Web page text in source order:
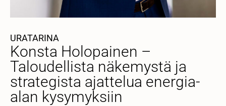
URATARINA
Konsta Holopainen –
Taloudellista näkemystä ja
strategista ajattelua energia-
alan kysymyksiin